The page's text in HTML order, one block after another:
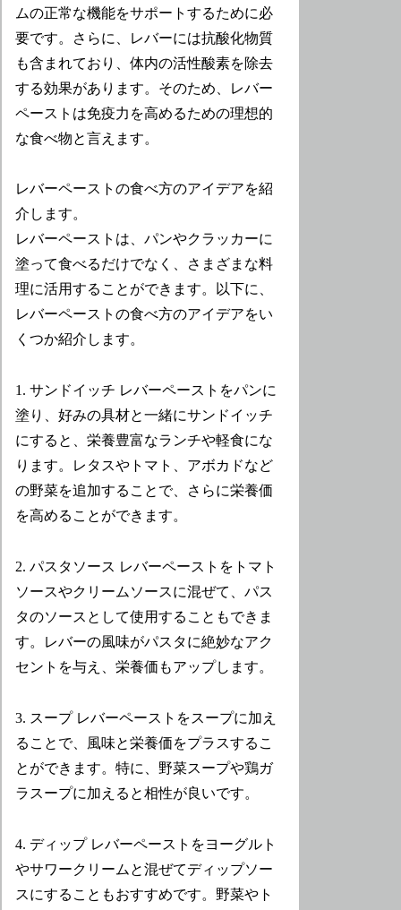
ムの正常な機能をサポートするために必
要です。さらに、レバーには抗酸化物質
も含まれており、体内の活性酸素を除去
する効果があります。そのため、レバー
ペーストは免疫力を高めるための理想的
な食べ物と言えます。
レバーペーストの食べ方のアイデアを紹
介します。
レバーペーストは、パンやクラッカーに
塗って食べるだけでなく、さまざまな料
理に活用することができます。以下に、
レバーペーストの食べ方のアイデアをい
くつか紹介します。
1. サンドイッチ レバーペーストをパンに
塗り、好みの具材と一緒にサンドイッチ
にすると、栄養豊富なランチや軽食にな
ります。レタスやトマト、アボカドなど
の野菜を追加することで、さらに栄養価
を高めることができます。
2. パスタソース レバーペーストをトマト
ソースやクリームソースに混ぜて、パス
タのソースとして使用することもできま
す。レバーの風味がパスタに絶妙なアク
セントを与え、栄養価もアップします。
3. スープ レバーペーストをスープに加え
ることで、風味と栄養価をプラスするこ
とができます。特に、野菜スープや鶏ガ
ラスープに加えると相性が良いです。
4. ディップ レバーペーストをヨーグルト
やサワークリームと混ぜてディップソー
スにすることもおすすめです。野菜やト